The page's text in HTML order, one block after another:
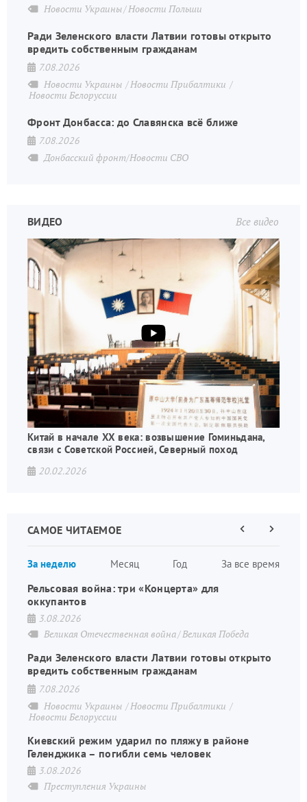
Новости Украины Новости Польши
Ради Зеленского власти Латвии готовы открыто
вредить собственным гражданам
7.08.2026
Новости Украины
Новости Прибалтики
Новости Белоруссии
Фронт Донбасса: до Славянска всё ближе
7.08.2026
Донбасский фронт/Новости СВО
Все видео
ВИДЕО
Китай в начале XX века: возвышение Гоминьдана,
связи с Советской Россией, Северный поход
20.02.2026
САМОЕ ЧИТАЕМОЕ
За неделю Месяц Год За все время
страниц
ПредыдущаяСледующая
Рельсовая война: три «Концерта» для
оккупантов
3.08.2026
Великая Отечественная война Великая Победа
Ради Зеленского власти Латвии готовы открыто
вредить собственным гражданам
7.08.2026
Новости Украины
Новости Прибалтики
Новости Белоруссии
Киевский режим ударил по пляжу в районе
Геленджика – погибли семь человек
3.08.2026
Преступления Украины